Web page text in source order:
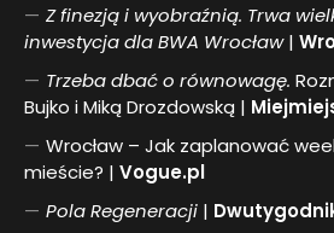
Z finezją i wyobraźnią. Trwa
inwestycja dla BWA Wrocław|
Trzeba dbać o równowagę.
Bujko i Miką Drozdowską |
Wrocław – Jak zaplanować
mieście? | Vogue.pl
PolaRegeneracji |